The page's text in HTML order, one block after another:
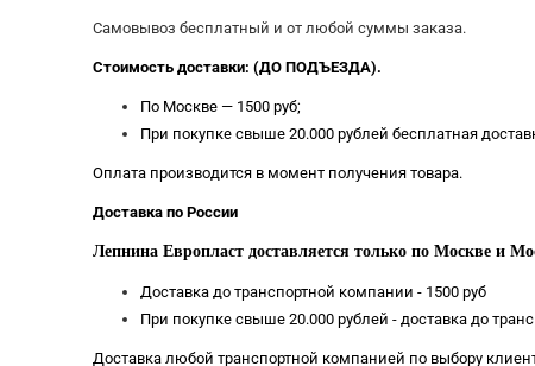
Самовывоз бесплатный и от любой суммы заказа.
Стоимость доставки: (ДО ПОДЪЕЗДА).
По Москве — 1500 руб;
При покупке свыше 20.000 рублей бесплатная
Оплата производится в момент получения товара.
Доставка по России
Лепнина Европласт доставляется только по Москве и
Доставка до транспортной компании - 1500 руб
При покупке свыше 20.000 рублей - доставка до
Доставка любой транспортной компанией по выбору